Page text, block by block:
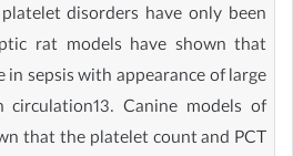
disorders have only been
rat models have shown that
in sepsis with appearance of large
Canine models of
that the platelet count and PCT